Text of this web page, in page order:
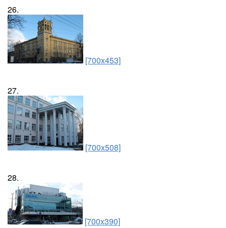
26.
[700x453]
27.
[700x508]
28.
[700x390]